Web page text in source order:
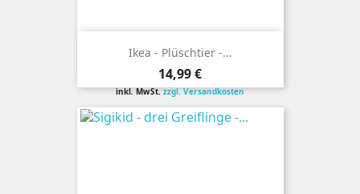
Ikea - Plüschtier -...
Preis
14,99 €
inkl. MwSt.zzgl. Versandkosten